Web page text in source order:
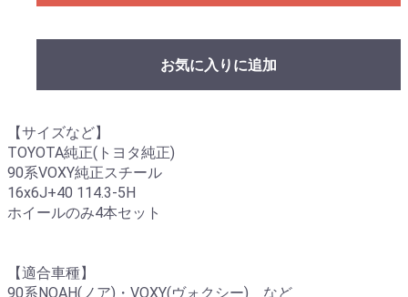
お気に入りに追加
【サイズなど】
TOYOTA純正(トヨタ純正)
90系VOXY純正スチール
16x6J+40 114.3-5H
ホイールのみ4本セット
【適合車種】
90系NOAH(ノア)・VOXY(ヴォクシー) など